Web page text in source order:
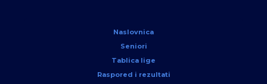
Naslovnica
Seniori
Tablica lige
Raspored i rezultati